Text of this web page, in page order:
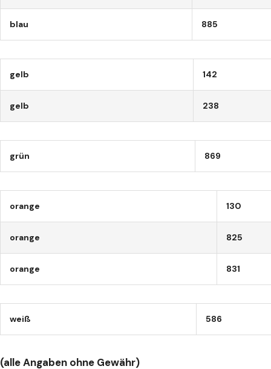
blau 885
gelb 142
gelb 238
grün 869
orange 130
orange 825
orange 831
weiß 586
(alle Angaben ohne Gewähr)